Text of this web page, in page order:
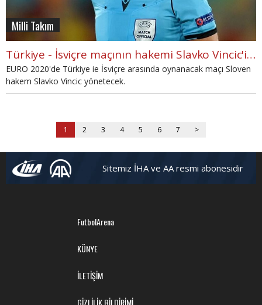
Milli Takım
Türkiye - İsviçre maçının hakemi Slavko Vincic'in skandalları
EURO 2020'de Türkiye ie İsviçre arasında oynanacak maçı Sloven
hakem Slavko Vincic yönetecek.
1 2 3 4 5 6 7 >
Sitemiz İHA ve AA resmi abonesidir
FutbolArena
KÜNYE
İLETİŞİM
GİZLİLİK BİLDİRİMİ